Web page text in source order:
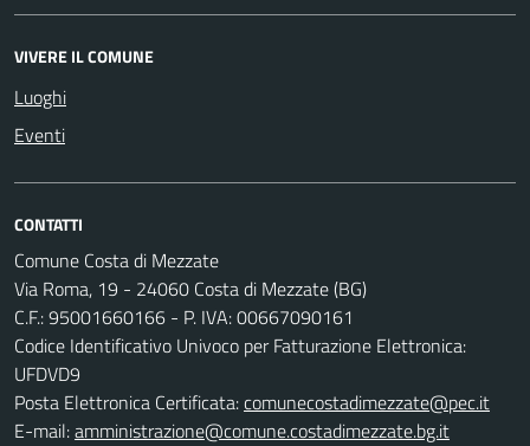
VIVERE IL COMUNE
Luoghi
Eventi
CONTATTI
Comune Costa di Mezzate
Via Roma, 19 - 24060 Costa di Mezzate (BG)
C.F.: 95001660166 - P. IVA: 00667090161
Codice Identificativo Univoco per Fatturazione Elettronica:
UFDVD9
Posta Elettronica Certificata:comunecostadimezzate@pec.it
E-mail:amministrazione@comune.costadimezzate.bg.it